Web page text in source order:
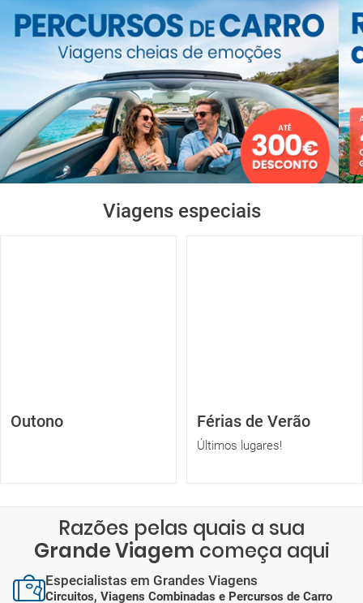
Viagens especiais
Outono Férias de Verão
Últimos lugares!
Razões pelas quais a sua
Grande Viagem começa aqui
Especialistas em Grandes Viagens
Circuitos, Viagens Combinadas e Percursos de Carro